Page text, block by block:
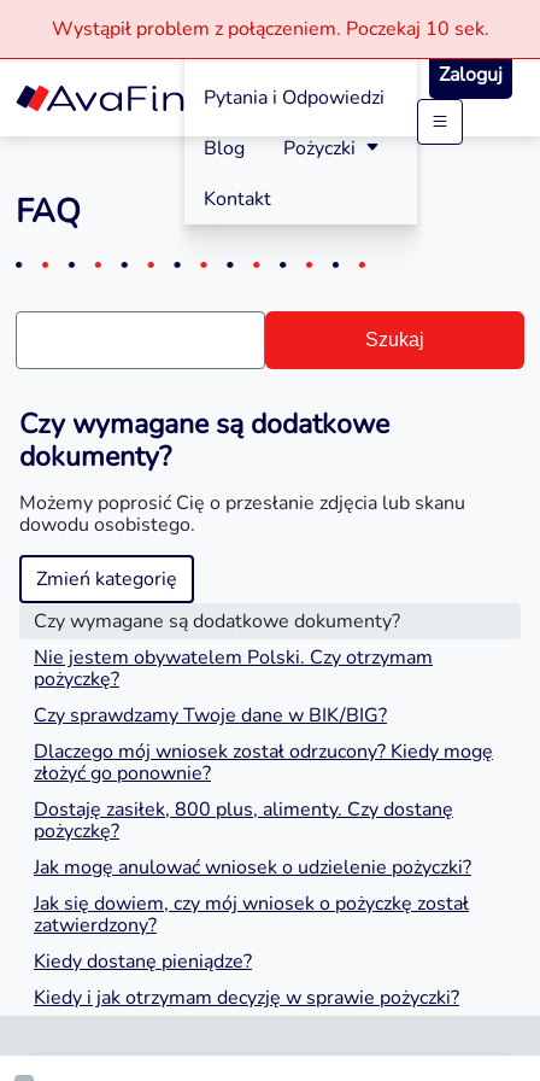
Przejdź
Wystąpił problem z połączeniem. Poczekaj 10 sek.
Jak aplikować?
Pytania i Odpowiedzi
Blog
Pożyczki
Kontakt
Zaloguj
FAQ
Szukaj
Zmień kategorię
Czy wymagane są dodatkowe dokumenty?
Nie jestem obywatelem Polski. Czy otrzymam
pożyczkę?
Czy sprawdzamy Twoje dane w BIK/BIG?
Dlaczego mój wniosek został odrzucony? Kiedy mogę
złożyć go ponownie?
Dostaję zasiłek, 800 plus, alimenty. Czy dostanę
pożyczkę?
Jak mogę anulować wniosek o udzielenie pożyczki?
Jak się dowiem, czy mój wniosek o pożyczkę został
zatwierdzony?
Kiedy dostanę pieniądze?
Kiedy i jak otrzymam decyzję w sprawie pożyczki?
Czy wymagane są dodatkowe
dokumenty?
Możemy poprosić Cię o przesłanie zdjęcia lub skanu
dowodu osobistego.